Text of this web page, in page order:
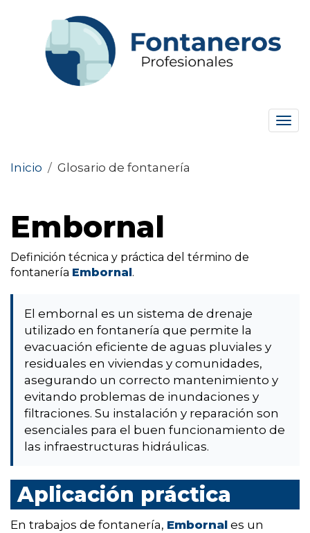
Inicio / Glosario de fontanería
Embornal
Definición técnica y práctica del término de
fontanería Embornal .
El embornal es un sistema de drenaje
utilizado en fontanería que permite la
evacuación eficiente de aguas pluviales y
residuales en viviendas y comunidades,
asegurando un correcto mantenimiento y
evitando problemas de inundaciones y
filtraciones. Su instalación y reparación son
esenciales para el buen funcionamiento de
las infraestructuras hidráulicas.
Aplicación práctica
En trabajos de fontanería, Embornal es un